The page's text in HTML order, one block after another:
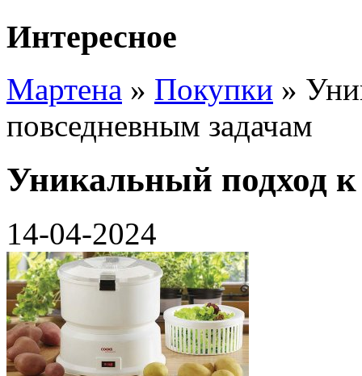
Интересное
Мартена » Покупки »
повседневным задачам
Уникальный подход
14-04-2024